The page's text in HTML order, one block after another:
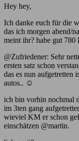
Hey hey,
Ich danke euch für die
das ich morgen abend/
meint ihr? habe gut 780
@Zufriedener: Sehr
ersten satz schon
das es nun aufgetretten
autos.. ☺️
ich bin vorhin nochmal
im 3ten gang
wieviel KM er schon
einschätzen @martin.